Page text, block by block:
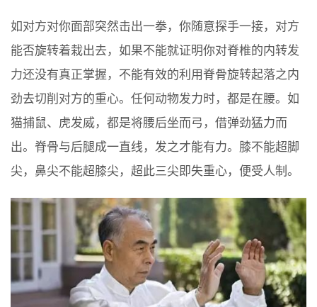
如对方对你面部突然击出一拳，你随意探手一接，对方
能否旋转着栽出去，如果不能就证明你对脊椎的内转发
力还没有真正掌握，不能有效的利用脊骨旋转起落之内
劲去切削对方的重心。任何动物发力时，都是在腰。如
猫捕鼠、虎发威，都是将腰后坐而弓，借弹劲猛力而
出。脊骨与后腿成一直线，发之才能有力。膝不能超脚
尖，鼻尖不能超膝尖，超此三尖即失重心，便受人制。